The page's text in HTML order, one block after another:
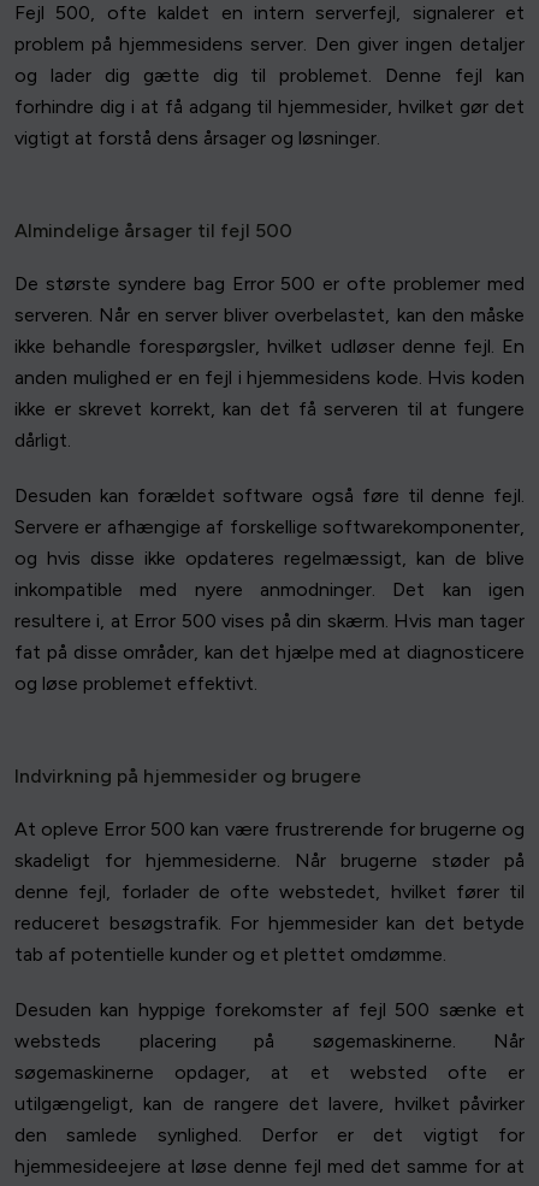
Fejl 500, ofte kaldet en intern serverfejl, signalerer et
problem på hjemmesidens server. Den giver ingen detaljer
og lader dig gætte dig til problemet. Denne fejl kan
forhindre dig i at få adgang til hjemmesider, hvilket gør det
vigtigt at forstå dens årsager og løsninger.
Almindelige årsager til fejl 500
De største syndere bag Error 500 er ofte problemer med
serveren. Når en server bliver overbelastet, kan den måske
ikke behandle forespørgsler, hvilket udløser denne fejl. En
anden mulighed er en fejl i hjemmesidens kode. Hvis koden
ikke er skrevet korrekt, kan det få serveren til at fungere
dårligt.
Desuden kan forældet software også føre til denne fejl.
Servere er afhængige af forskellige softwarekomponenter,
og hvis disse ikke opdateres regelmæssigt, kan de blive
inkompatible med nyere anmodninger. Det kan igen
resultere i, at Error 500 vises på din skærm. Hvis man tager
fat på disse områder, kan det hjælpe med at diagnosticere
og løse problemet effektivt.
Indvirkning på hjemmesider og brugere
At opleve Error 500 kan være frustrerende for brugerne og
skadeligt for hjemmesiderne. Når brugerne støder på
denne fejl, forlader de ofte webstedet, hvilket fører til
reduceret besøgstrafik. For hjemmesider kan det betyde
tab af potentielle kunder og et plettet omdømme.
Desuden kan hyppige forekomster af fejl 500 sænke et
websteds placering på søgemaskinerne. Når
søgemaskinerne opdager, at et websted ofte er
utilgængeligt, kan de rangere det lavere, hvilket påvirker
den samlede synlighed. Derfor er det vigtigt for
hjemmesideejere at løse denne fejl med det samme for at